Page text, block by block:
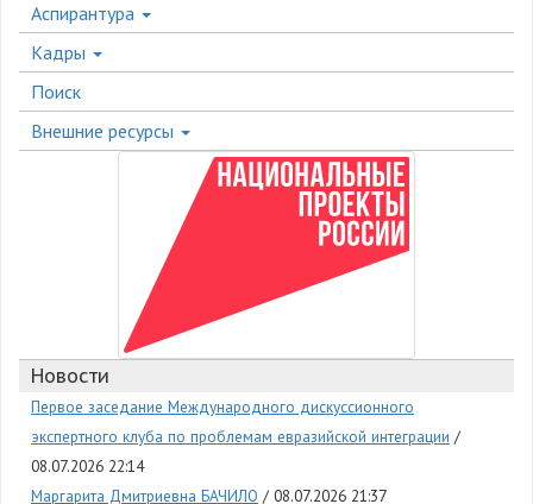
Аспирантура
Кадры
Поиск
Внешние ресурсы
Новости
Первое заседание Международного дискуссионного
экспертного клуба по проблемам евразийской интеграции
08.07.2026 22:14
Маргарита Дмитриевна БАЧИЛО
08.07.2026 21:37